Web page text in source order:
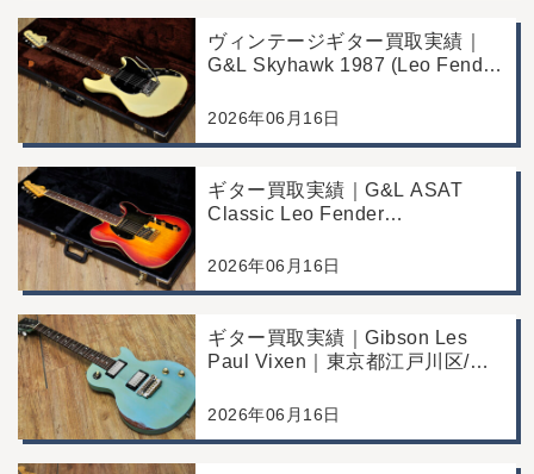
ヴィンテージギター買取実績｜
G&L Skyhawk 1987 (Leo Fender
川区/店頭買取/コンディション良
2026年06月16日
ギター買取実績｜G&L ASAT
Classic Leo Fender
江戸川区/店頭買取/コンディショ
2026年06月16日
ギター買取実績｜Gibson Les
Paul Vixen｜東京都江戸川区/店
例
2026年06月16日